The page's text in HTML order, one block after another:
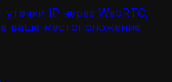
IP через WebRTC,
ваше местоположение